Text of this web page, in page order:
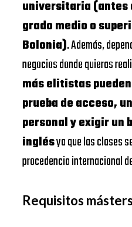
universitaria (antes
grado medio o
Bolonia). Además,
negocios donde quieras
más elitistas
prueba de acceso,
personal y exigir un
inglésya que las clases
procedencia internacional
Requisitos